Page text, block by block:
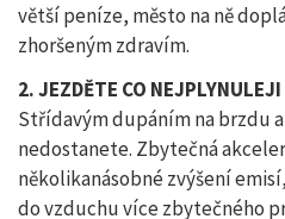
větší peníze, město na ně
zhoršeným zdravím.
2. JEZDĚTE CO NEJPLYNULEJI
Střídavým dupáním na brzdu
nedostanete. Zbytečná
několikanásobné zvýšení
do vzduchu více zbytečného